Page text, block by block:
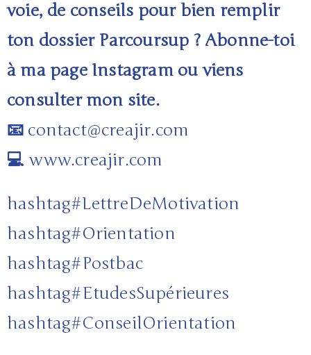
voie, de conseils pour bien remplir
ton dossier Parcoursup ? Abonne-toi
à ma page Instagram ou viens
consulter mon site.
📧 contact@creajir.com
💻www.creajir.com
hashtag#LettreDeMotivation
hashtag#Orientation
hashtag#Postbac
hashtag#EtudesSupérieures
hashtag#ConseilOrientation